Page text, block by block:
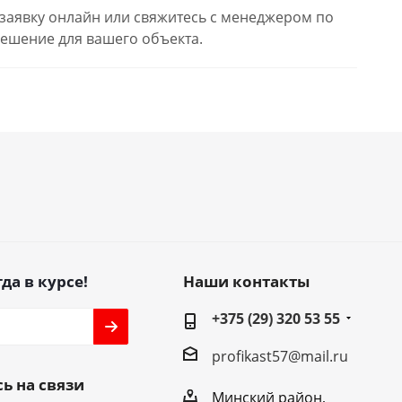
онлайн или свяжитесь с менеджером по
для вашего объекта.
в курсе!
на связи
Наши контакты
+375 (29) 320 53 55
profikast57@mail.ru
Минский район,